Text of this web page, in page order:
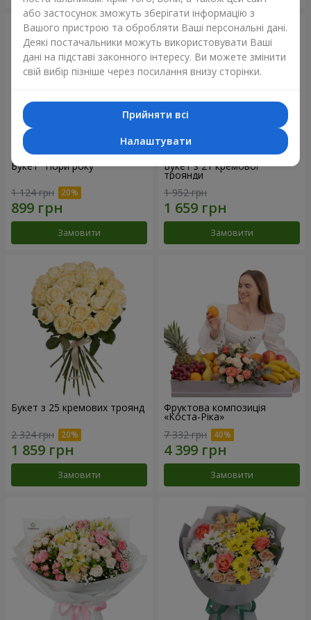
Букет "Пори року"
1 124 грн
Замовити
Букет з 21 кремової
троянди
1 952 грн
Замовити
Букет з 25 кремових троянд
2 324 грн
Замовити
Фруктова композиція
«Коста-Ріка»
7 332 грн
Замовити
або застосунок зможуть зберігати інформацію з
Вашого пристрою та обробляти Ваші персональні дані.
Деякі постачальники можуть використовувати Ваші
дані на підставі законного інтересу. Ви можете змінити
свій вибір пізніше через посилання внизу сторінки.
Прийняти всі
Налаштувати